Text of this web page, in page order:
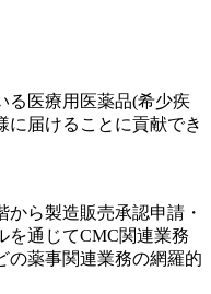
る医療用医薬品(希少疾
に届けることに貢献でき
ら製造販売承認申請・
を通じてCMC関連業務
の薬事関連業務の網羅的